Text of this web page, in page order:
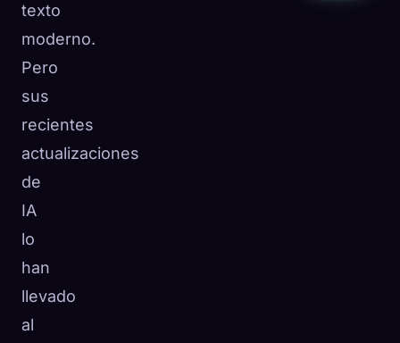
texto
moderno.
Pero
sus
recientes
actualizaciones
de
IA
lo
han
llevado
al